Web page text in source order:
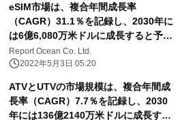
eSIM市場は、複合年間成長率
（CAGR）31.1％を記録し、2030年に
は6億6,080万米ドルに成長すると予測
される
Report Ocean Co. Ltd.
2022年5月3日 05:20
ATVとUTVの市場規模は、複合年間成
長率（CAGR）7.7％を記録し、2030
年には136億2140万米ドルに成長する